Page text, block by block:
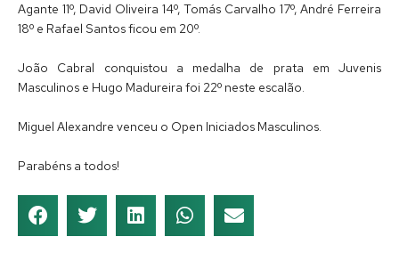
Agante 11º, David Oliveira 14º, Tomás Carvalho 17º, André Ferreira
18º e Rafael Santos ficou em 20º.
João Cabral conquistou a medalha de prata em Juvenis
Masculinos e Hugo Madureira foi 22º neste escalão.
Miguel Alexandre venceu o Open Iniciados Masculinos.
Parabéns a todos!